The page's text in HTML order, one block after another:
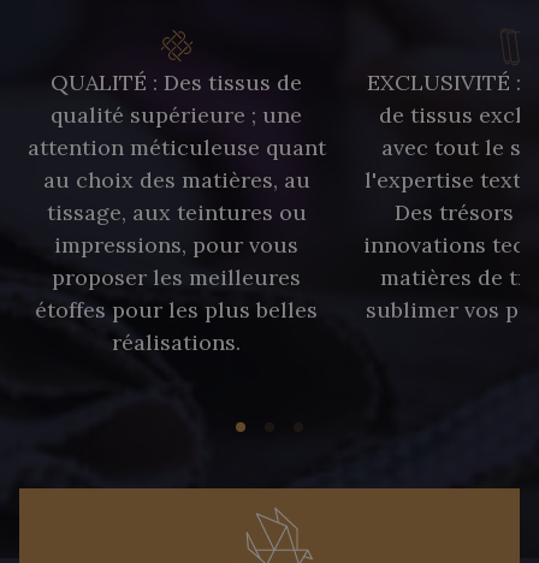
QUALITÉ : Des tissus de
qualité supérieure ; une
attention méticuleuse quant
au choix des matières, au
tissage, aux teintures ou
impressions, pour vous
proposer les meilleures
étoffes pour les plus belles
réalisations.
EXCLUSIVITÉ :
de tissus
avec tout le
l'expertise
Des trésors
innovations
matières de
sublimer vos